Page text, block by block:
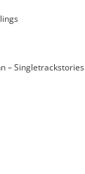
– Singletrackstories